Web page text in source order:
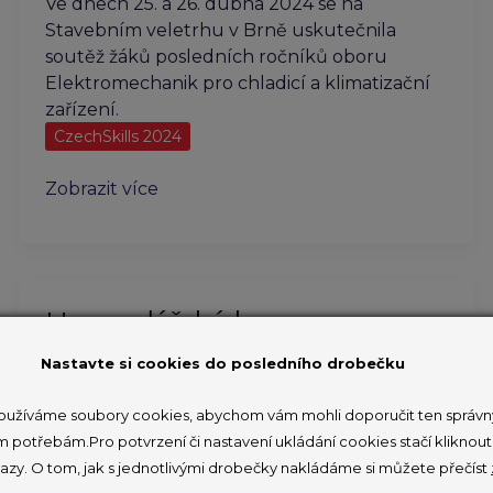
Stavebním veletrhu v Brně uskutečnila
soutěž žáků posledních ročníků oboru
Elektromechanik pro chladicí a klimatizační
zařízení.
CzechSkills 2024
Mistrovství
klimatizačních
2024
Zobrazit více
Hospodářská komora a
Veletrhy Brno uzavřely
CzechSkills
18. 3. 2024
Nastavte si cookies do posledního drobečku
soubory cookies, abychom vám mohli doporučit ten
potřebám.Pro potvrzení či nastavení ukládání cookies stačí
O tom, jak s jednotlivými drobečky nakládáme si můžete přečíst